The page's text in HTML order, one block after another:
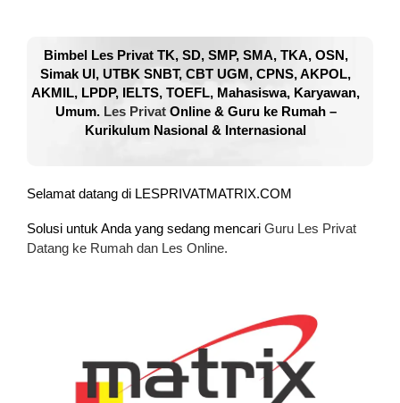
Bimbel Les Privat TK, SD, SMP, SMA, TKA, OSN,
Simak UI, UTBK SNBT, CBT UGM, CPNS, AKPOL,
AKMIL, LPDP, IELTS, TOEFL, Mahasiswa, Karyawan,
Umum. Les PrivatOnline & Guru ke Rumah –
Kurikulum Nasional & Internasional
Selamat datang di LESPRIVATMATRIX.COM
Solusi untuk Anda yang sedang mencari Guru Les Privat
Datang ke Rumah dan Les Online.